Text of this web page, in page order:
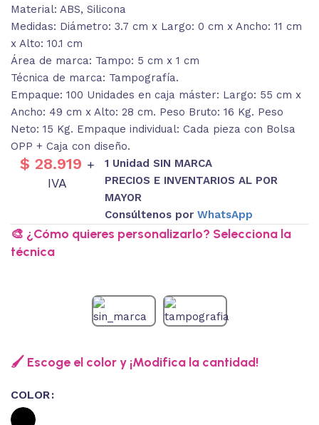
Material: ABS, Silicona
Medidas: Diámetro: 3.7 cm x Largo: 0 cm x Ancho: 11 cm
x Alto: 10.1 cm
Área de marca: Tampo: 5 cm x 1 cm
Técnica de marca: Tampografía.
Empaque: 100 Unidades en caja máster: Largo: 55 cm x
Ancho: 49 cm x Alto: 28 cm. Peso Bruto: 16 Kg. Peso
Neto: 15 Kg. Empaque individual: Cada pieza con Bolsa
OPP + Caja con diseño.
$ 28.919 +
IVA
1 Unidad SIN MARCA
PRECIOS E INVENTARIOS AL POR
MAYOR
Consúltenos por WhatsApp
🎨 ¿Cómo quieres personalizarlo? Selecciona la
técnica
🖌️ Escoge el color y ¡Modifica la cantidad!
COLOR